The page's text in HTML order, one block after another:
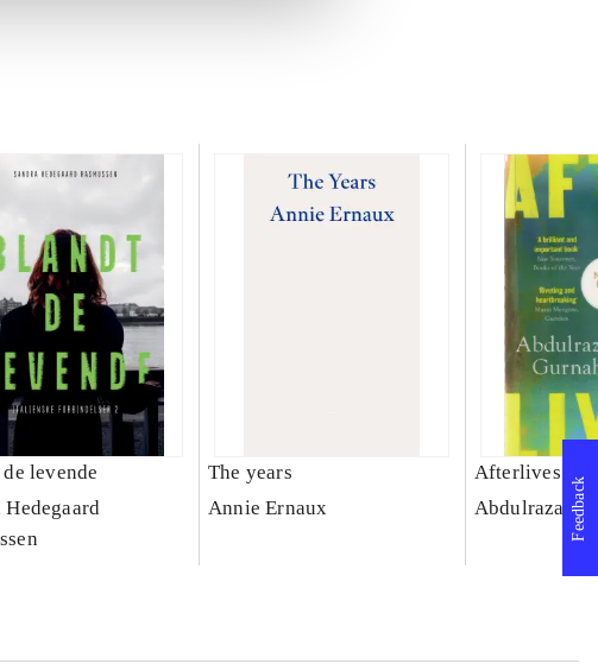
levende
Hedegaard
The years
Annie Ernaux
Afterlives
AbdulrazakFeedback